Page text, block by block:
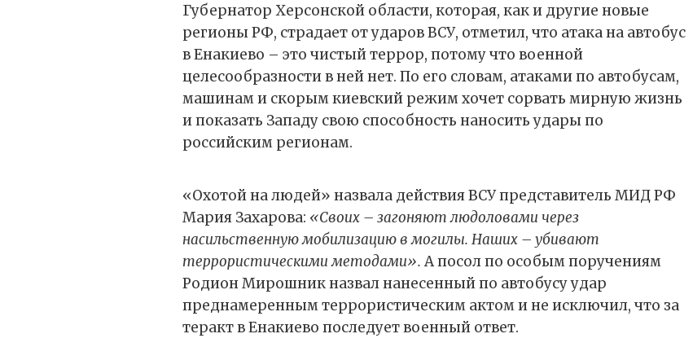
Губернатор Херсонской области, которая, как и другие новые
регионы РФ, страдает от ударов ВСУ, отметил, что атака на автобус
в Енакиево – это чистый террор, потому что военной
целесообразности в ней нет. По его словам, атаками по автобусам,
машинам и скорым киевский режим хочет сорвать мирную жизнь
и показать Западу свою способность наносить удары по
российским регионам.
«Охотой на людей» назвала действия ВСУ представитель МИД РФ
Мария Захарова: «Своих – загоняют людоловами через
насильственную мобилизацию в могилы. Наших – убивают
террористическими методами». А посол по особым поручениям
Родион Мирошник назвал нанесенный по автобусу удар
преднамеренным террористическим актом и не исключил, что за
теракт в Енакиево последует военный ответ.